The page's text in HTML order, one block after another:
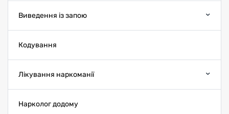
Виведення із запою
Кодування
Лікування наркоманії
Нарколог додому